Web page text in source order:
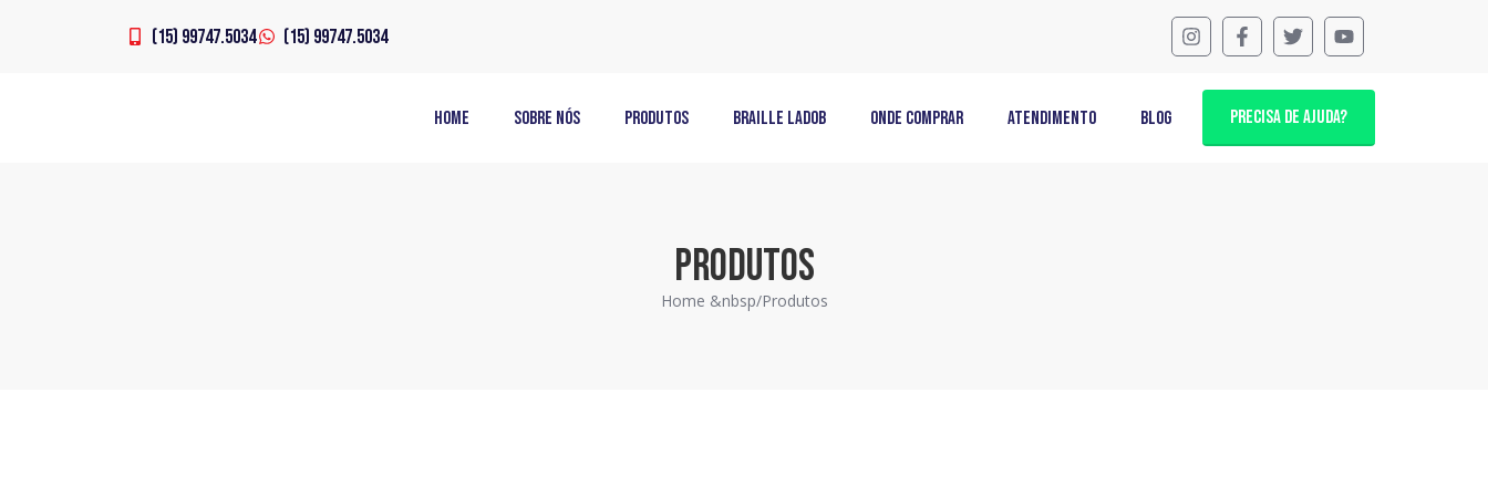
(15) 99747.5034 (15) 99747.5034
Home Sobre Nós Produtos Braille LadoB Onde Comprar Atendimento Blog PRECISA DE AJUDA?
PRODUTOS
Home &nbsp/Produtos